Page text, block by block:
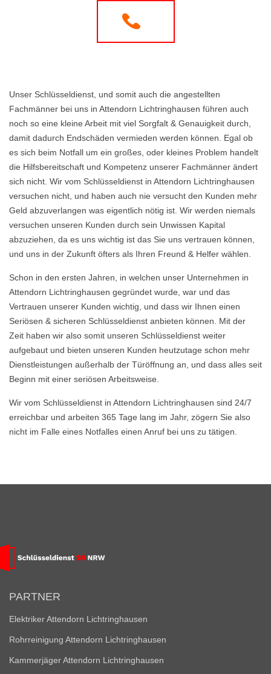
Unser Schlüsseldienst, und somit auch die angestellten
Fachmänner bei uns in Attendorn Lichtringhausen führen auch
noch so eine kleine Arbeit mit viel Sorgfalt & Genauigkeit durch,
damit dadurch Endschäden vermieden werden können. Egal ob
es sich beim Notfall um ein großes, oder kleines Problem handelt
die Hilfsbereitschaft und Kompetenz unserer Fachmänner ändert
sich nicht. Wir vom Schlüsseldienst in Attendorn Lichtringhausen
versuchen nicht, und haben auch nie versucht den Kunden mehr
Geld abzuverlangen was eigentlich nötig ist. Wir werden niemals
versuchen unseren Kunden durch sein Unwissen Kapital
abzuziehen, da es uns wichtig ist das Sie uns vertrauen können,
und uns in der Zukunft öfters als Ihren Freund & Helfer wählen.
Schon in den ersten Jahren, in welchen unser Unternehmen in
Attendorn Lichtringhausen gegründet wurde, war und das
Vertrauen unserer Kunden wichtig, und dass wir Ihnen einen
Seriösen & sicheren Schlüsseldienst anbieten können. Mit der
Zeit haben wir also somit unseren Schlüsseldienst weiter
aufgebaut und bieten unseren Kunden heutzutage schon mehr
Dienstleistungen außerhalb der Türöffnung an, und dass alles seit
Beginn mit einer seriösen Arbeitsweise.
Wir vom Schlüsseldienst in Attendorn Lichtringhausen sind 24/7
erreichbar und arbeiten 365 Tage lang im Jahr, zögern Sie also
nicht im Falle eines Notfalles einen Anruf bei uns zu tätigen.
PARTNER
Elektriker Attendorn Lichtringhausen
Rohrreinigung Attendorn Lichtringhausen
Kammerjäger Attendorn Lichtringhausen